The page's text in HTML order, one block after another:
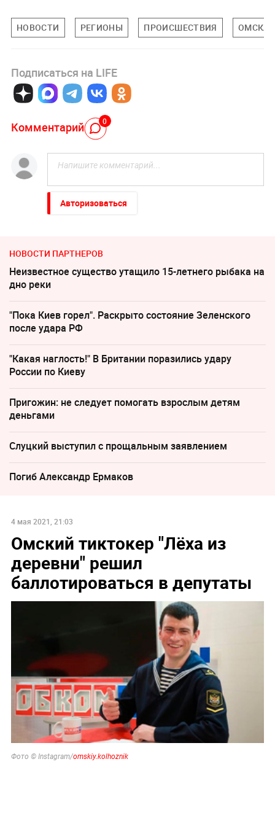
НОВОСТИ РЕГИОНЫ ПРОИСШЕСТВИЯ
Подписаться на LIFE
Комментарий 0
Авторизоваться
НОВОСТИ ПАРТНЕРОВ
Неизвестное существо утащило 15-летнего рыбака на
дно реки
"Пока Киев горел". Раскрыто состояние Зеленского
после удара РФ
"Какая наглость!" В Британии поразились удару
России по Киеву
Пригожин: не следует помогать взрослым детям
деньгами
Слуцкий выступил с прощальным заявлением
Погиб Александр Ермаков
4 мая 2021, 21:03
Омский тиктокер "Лёха из
деревни" решил
баллотироваться в депутаты
Фото © Instagram/omskiy.kolhoznik